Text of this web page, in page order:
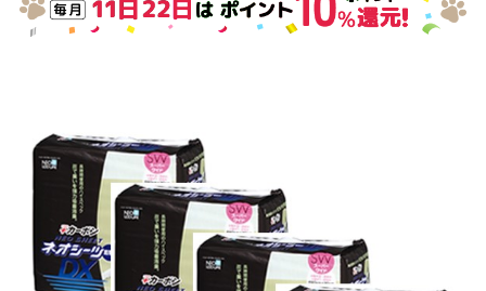
美容・ケア用品 服・おさんぽ用品
トリマーグッズ